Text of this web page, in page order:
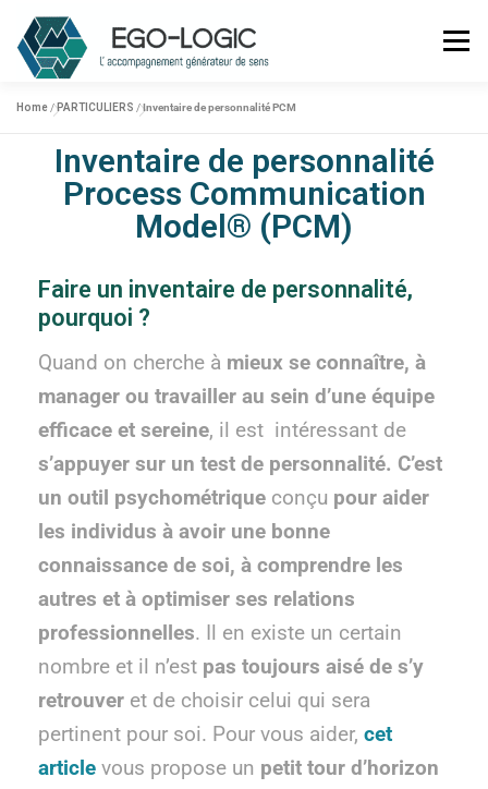
Menu
EGO-LOGIC ?
ENTREPRISES
ACTUALITÉS
06 68 25 19 66
Home /PARTICULIERS /Inventaire de personnalité PCM
Inventaire de personnalité
Process Communication
Model® (PCM)
Faire un inventaire de personnalité,
pourquoi ?
Quand on cherche à mieux se connaître, à
manager ou travailler au sein d’une équipe
efficace et sereine, il est intéressant de
s’appuyer sur un test de personnalité. C’est
un outil psychométrique conçu pour aider
les individus à avoir une bonne
connaissance de soi, à comprendre les
autres et à optimiser ses relations
professionnelles. Il en existe un certain
nombre et il n’est pas toujours aisé de s’y
retrouver et de choisir celui qui sera
pertinent pour soi. Pour vous aider, cet
article vous propose un petit tour d’horizon